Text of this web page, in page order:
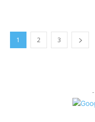
1 2 3
-